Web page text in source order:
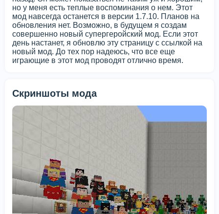
но у меня есть теплые воспоминания о нем. Этот
мод навсегда останется в версии 1.7.10. Планов на
обновления нет. Возможно, в будущем я создам
совершенно новый супергеройский мод. Если этот
день настанет, я обновлю эту страницу с ссылкой на
новый мод. До тех пор надеюсь, что все еще
играющие в этот мод проводят отлично время.
Скриншоты мода